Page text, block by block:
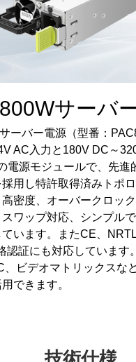
サーバ
ーバー電源（型番：
AC入力と180V DC～
電源モジュールで、先進
用し特許取得済みトポ
密度、オーバークロッ
ワップ対応、シンプル
います。またCE、
認証にも対応しています
、ビデオマトリックスな